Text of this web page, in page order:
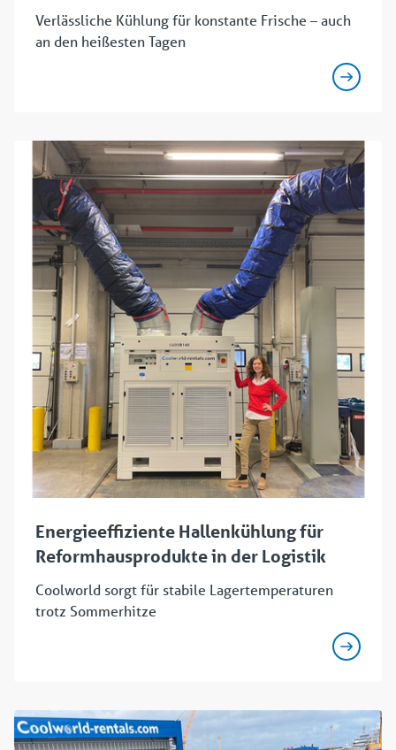
Verlässliche Kühlung für konstante Frische – auch
an den heißesten Tagen
Energieeffiziente Hallenkühlung für
Reformhausprodukte in der Logistik
Coolworld sorgt für stabile Lagertemperaturen
trotz Sommerhitze